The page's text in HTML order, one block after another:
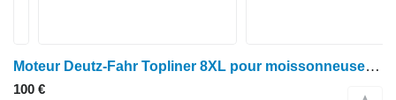
Moteur Deutz-Fahr Topliner 8XL pour moissonneuse-batteuse Deutz-Fahr Topliner 8XL
100 €